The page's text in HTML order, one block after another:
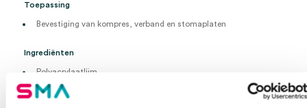
Toepassing
Bevestiging van kompres, verband en stomaplaten
Ingrediënten
Polyacrylaatlijm
Non-woven